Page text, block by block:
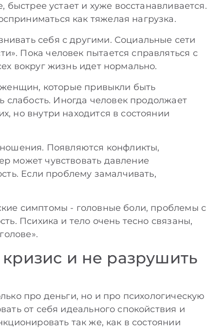
быстрее устает и хуже восстанавливается.
как тяжелая нагрузка.
себя с другими. Социальные сети
Пока человек пытается справляться с
вокруг жизнь идет нормально.
которые привыкли быть
слабость. Иногда человек продолжает
но внутри находится в состоянии
Появляются конфликты,
может чувствовать давление
Если проблему замалчивать,
симптомы - головные боли, проблемы с
Психика и тело очень тесно связаны,
и не разрушить
про деньги, но и про психологическую
от себя идеального спокойствия и
так же, как в состоянии